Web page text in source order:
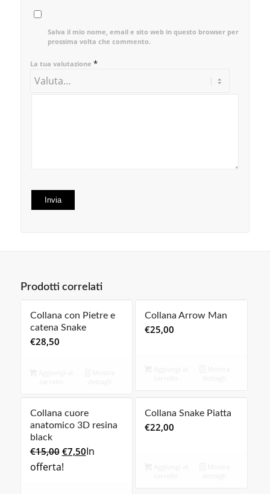
Salva il mio nome, email e sito web in questo browser per la
prossima volta che commento.
La tua valutazione *
Prodotti correlati
Collana con Pietre e
catena Snake
€28,50
Collana Arrow Man
€25,00
Collana cuore
anatomico 3D resina
black
€15,00 Il
prezzo
€7,50Il
In
offerta!
Collana Snake Piatta
€22,00